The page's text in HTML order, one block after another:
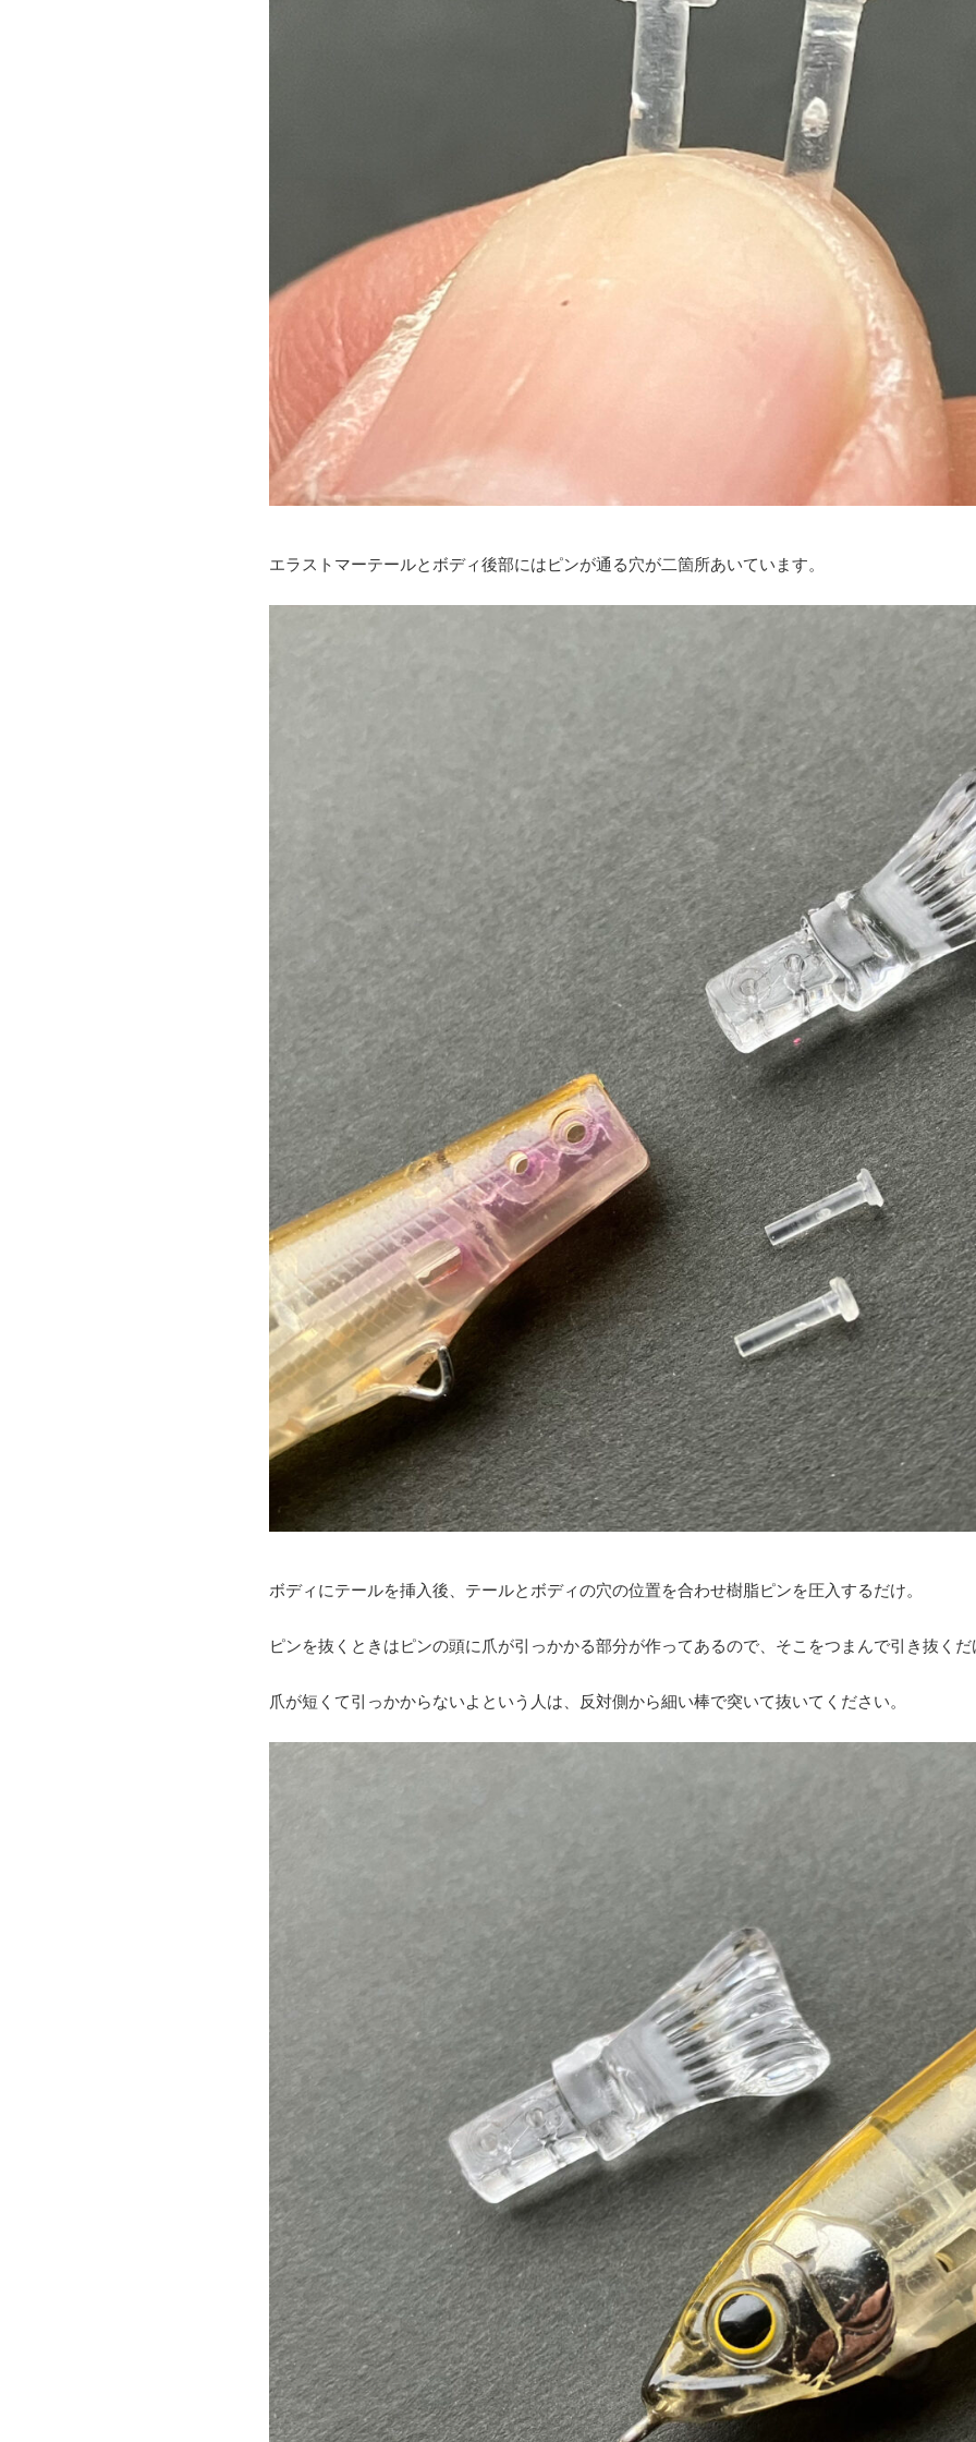
エラストマーテールとボディ後部にはピンが通る穴が二箇所あいています。
ボディにテールを挿入後、テールとボディの穴の位置を合わせ樹脂ピンを圧入するだけ。
ピンを抜くときはピンの頭に爪が引っかかる部分が作ってあるので、そこをつまんで引き抜くだ
爪が短くて引っかからないよという人は、反対側から細い棒で突いて抜いてください。